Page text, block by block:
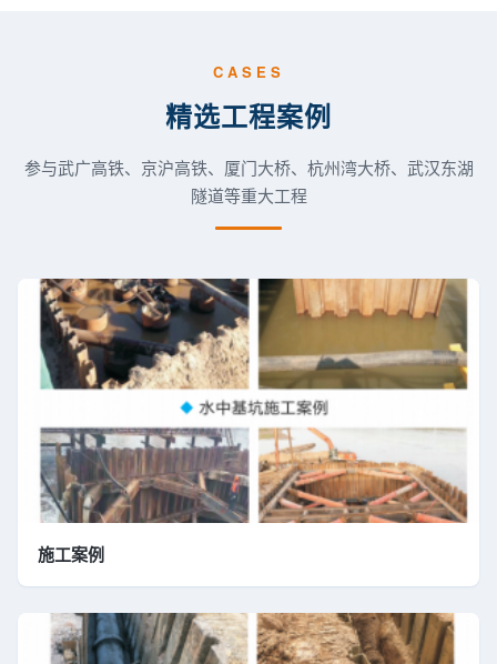
CASES
精选工程案例
参与武广高铁、京沪高铁、厦门大桥、杭州湾大桥、武汉东湖
隧道等重大工程
施工案例